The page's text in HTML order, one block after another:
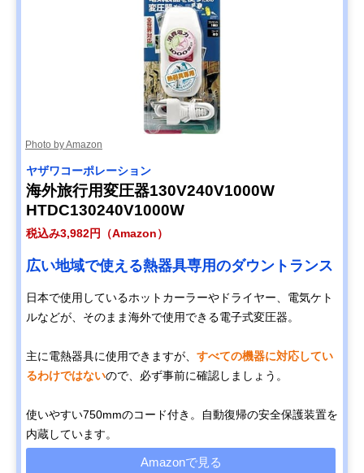
Photo by Amazon
ヤザワコーポレーション
海外旅行用変圧器130V240V1000W
HTDC130240V1000W
税込み3,982円（Amazon）
広い地域で使える熱器具専用のダウントランス
日本で使用しているホットカーラーやドライヤー、電気ケト
ルなどが、そのまま海外で使用できる電子式変圧器。
主に電熱器具に使用できますが、 すべての機器に対応してい
るわけではないので、必ず事前に確認しましょう。
使いやすい750mmのコード付き。自動復帰の安全保護装置を
内蔵しています。
Amazonで見る